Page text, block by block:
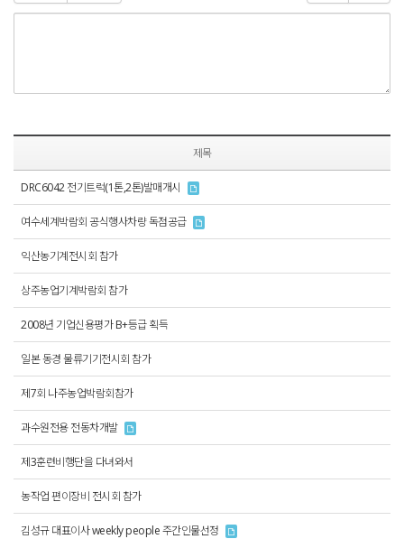
제목
DRC6042 전기트럭(1톤,2톤)발매개시
여수세계박람회 공식행사차량 독점공급
익산농기계전시회 참가
상주농업기계박람회 참가
2008년 기업신용평가 B+등급 획득
일본 동경 물류기기전시회 참가
제7회 나주농업박람회참가
과수원전용 전동차개발
제3훈련비행단을 다녀와서
농작업 편이장비 전시회 참가
김성규 대표이사 weekly people 주간인물선정